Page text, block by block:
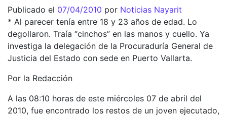
Publicado el 07/04/2010 por Noticias Nayarit
* Al parecer tenía entre 18 y 23 años de edad. Lo
degollaron. Traía “cinchos” en las manos y cuello. Ya
investiga la delegación de la Procuraduría General de
Justicia del Estado con sede en Puerto Vallarta.
Por la Redacción
A las 08:10 horas de este miércoles 07 de abril del
2010, fue encontrado los restos de un joven ejecutado,